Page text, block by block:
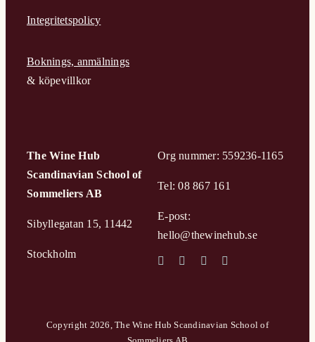
Integritetspolicy
Boknings, anmälnings
& köpevillkor
The Wine Hub
Scandinavian School of
Sommeliers AB
Sibyllegatan 15, 11442
Stockholm
Org nummer: 559236-1165
Tel: 08 867 161
E-post:
hello@thewinehub.se
Copyright 2026, The Wine Hub Scandinavian School of